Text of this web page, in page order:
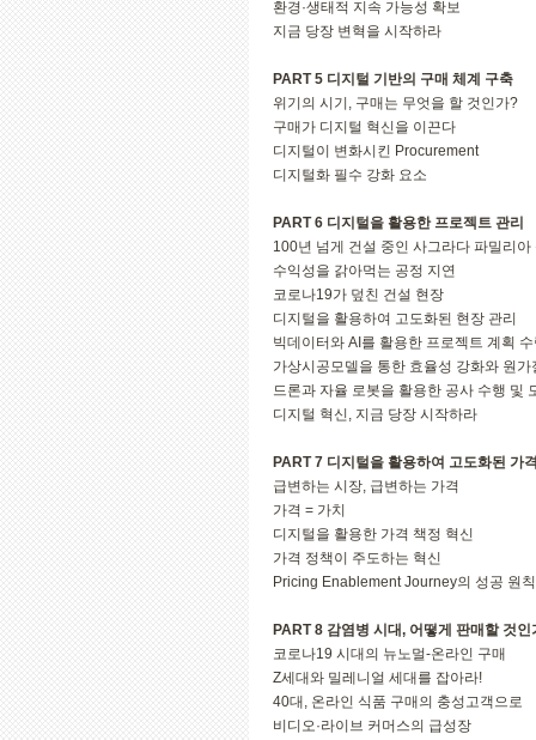
환경·생태적 지속 가능성 확보
지금 당장 변혁을 시작하라
PART 5 디지털 기반의 구매 체계 구축
위기의 시기, 구매는 무엇을 할 것인가?
구매가 디지털 혁신을 이끈다
디지털이 변화시킨 Procurement
디지털화 필수 강화 요소
PART 6 디지털을 활용한 프로젝트 관리
100년 넘게 건설 중인 사그라다 파밀리아
수익성을 갉아먹는 공정 지연
코로나19가 덮친 건설 현장
디지털을 활용하여 고도화된 현장 관리
빅데이터와 AI를 활용한 프로젝트 계획
가상시공모델을 통한 효율성 강화와 원가
드론과 자율 로봇을 활용한 공사 수행 및
디지털 혁신, 지금 당장 시작하라
PART 7 디지털을 활용하여 고도화된 가
급변하는 시장, 급변하는 가격
가격 = 가치
디지털을 활용한 가격 책정 혁신
가격 정책이 주도하는 혁신
Pricing Enablement Journey의 성공 원칙
PART 8 감염병 시대, 어떻게 판매할 것인
코로나19 시대의 뉴노멀-온라인 구매
Z세대와 밀레니얼 세대를 잡아라!
40대, 온라인 식품 구매의 충성고객으로
비디오·라이브 커머스의 급성장